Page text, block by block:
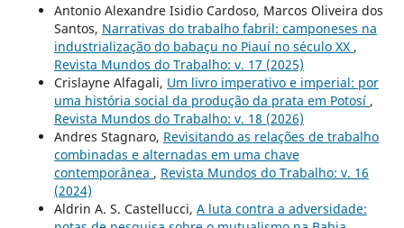
Antonio Alexandre Isidio Cardoso, Marcos Oliveira dos
Santos, Narrativas do trabalho fabril: camponeses na
industrialização do babaçu no Piauí no século XX ,
Revista Mundos do Trabalho: v. 17 (2025)
Crislayne Alfagali, Um livro imperativo e imperial: por
uma história social da produção da prata em Potosí ,
Revista Mundos do Trabalho: v. 18 (2026)
Andres Stagnaro, Revisitando as relações de trabalho
combinadas e alternadas em uma chave
contemporânea , Revista Mundos do Trabalho: v. 16
(2024)
Aldrin A. S. Castellucci, A luta contra a adversidade: